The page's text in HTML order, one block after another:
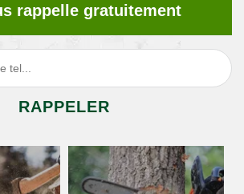
rappelle gratuitement